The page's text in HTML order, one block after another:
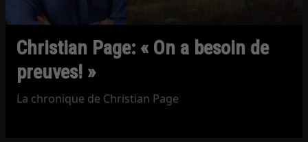
Christian Page: « On a besoin de
preuves! »
La chronique de Christian Page